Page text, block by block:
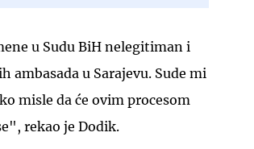
u Sudu BiH nelegitiman i
u Sarajevu. Sude mi
misle da će ovim procesom
rekao je Dodik.